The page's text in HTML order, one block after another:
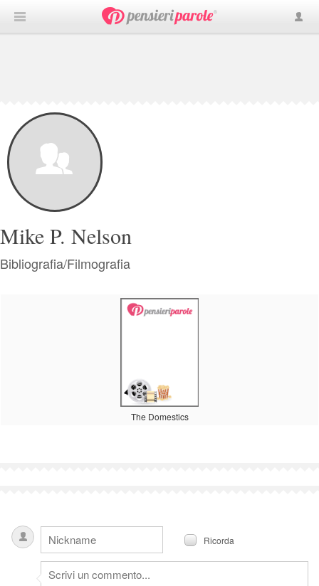
Mike P. Nelson
Bibliografia/Filmografia
The Domestics
Ricorda